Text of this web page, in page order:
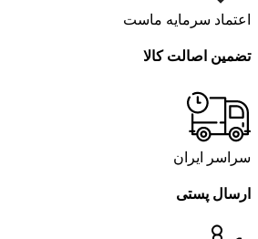
اعتماد سرمایه ماست
تضمین اصالت کالا
سراسر ایران
ارسال پستی